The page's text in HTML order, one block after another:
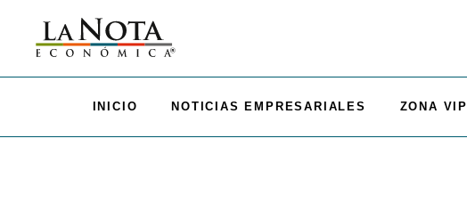
INICIO NOTICIAS EMPRESARIALES ZONA VIP